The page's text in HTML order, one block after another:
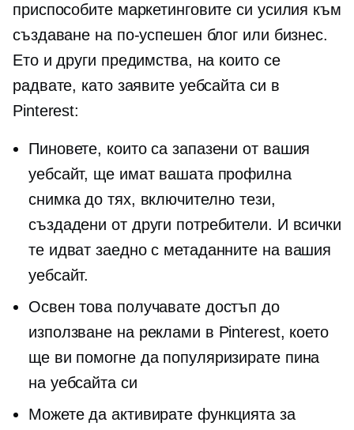
приспособите маркетинговите си усилия към
създаване на по-успешен блог или бизнес.
Ето и други предимства, на които се
радвате, като заявите уебсайта си в
Pinterest:
Пиновете, които са запазени от вашия
уебсайт, ще имат вашата профилна
снимка до тях, включително тези,
създадени от други потребители. И всички
те идват заедно с метаданните на вашия
уебсайт.
Освен това получавате достъп до
използване на реклами в Pinterest, което
ще ви помогне да популяризирате пина
на уебсайта си
Можете да активирате функцията за